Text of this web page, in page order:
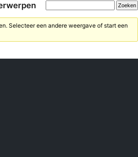
Selecteer een andere weergave of start een